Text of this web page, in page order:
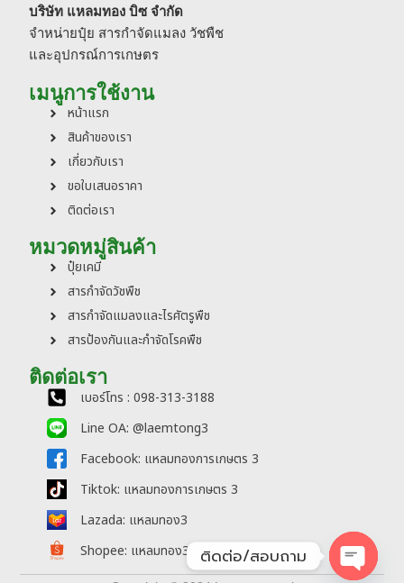
บริษัท แหลมทอง บิซ จำกัด
จำหน่ายปุ๋ย สารกำจัดแมลง วัชพืช
และอุปกรณ์การเกษตร
เมนูการใช้งาน
หน้าแรก
สินค้าของเรา
เกี่ยวกับเรา
ขอใบเสนอราคา
ติดต่อเรา
หมวดหมู่สินค้า
ปุ๋ยเคมี
สารกำจัดวัชพืช
สารกำจัดแมลงและไรศัตรูพืช
สารป้องกันและกำจัดโรคพืช
ติดต่อเรา
เบอร์โทร : 098-313-3188
Line OA: @laemtong3
Facebook: แหลมทองการเกษตร 3
Tiktok: แหลมทองการเกษตร 3
Lazada: แหลมทอง3
Shopee: แหลมทอง3
ติดต่อ/สอบถาม